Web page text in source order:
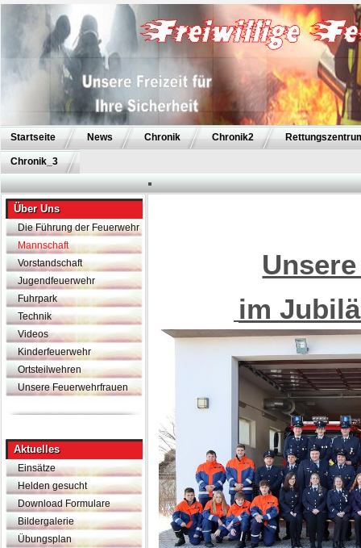
Startseite News Chronik Chronik2
Chronik_3
Über Uns
Die Führung der Feuerwehr
Mannschaft
Vorstandschaft
Jugendfeuerwehr
Fuhrpark
Technik
Videos
Kinderfeuerwehr
Feuerdrachen
Ortsteilwehren
Unsere Feuerwehrfrauen
Aktuelles
Einsätze
Helden gesucht
Download Formulare
Bildergalerie
Übungsplan
im